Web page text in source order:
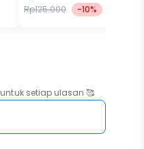
Rp125.000 -10%
untuk setiap ulasan 🥰